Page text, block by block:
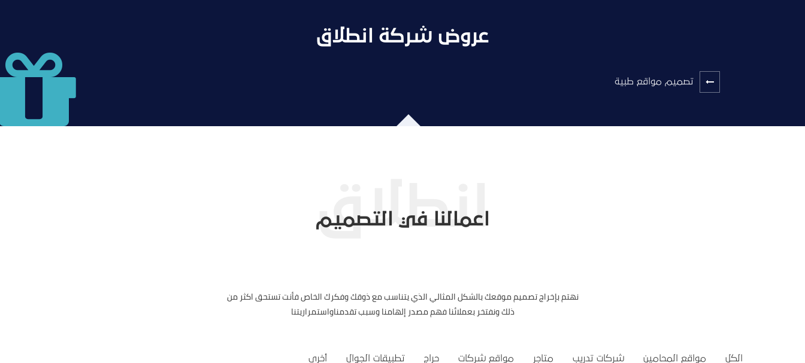
عروض شركة انطلاق
تصميم مواقع طبية
اعمالنا في التصميم
نهتم بإخراج تصميم موقعك بالشكل المثالي الذي يتناسب مع ذوقك وفكرك الخاص فأنت تستحق اكثر من
ذلك ونفتخر بعملائنا فهم مصدر إلهامنا وسبب تقدمناواستمراريتنا
الكل مواقع المحامين شركات تدريب متاجر مواقع شركات حراج تطبيقات الجوال أخرى